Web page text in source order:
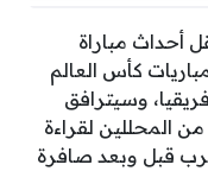
أحداث مباراة
كأس العالم
وسيترافق
المحللين لقراءة
قبل وبعد صافرة